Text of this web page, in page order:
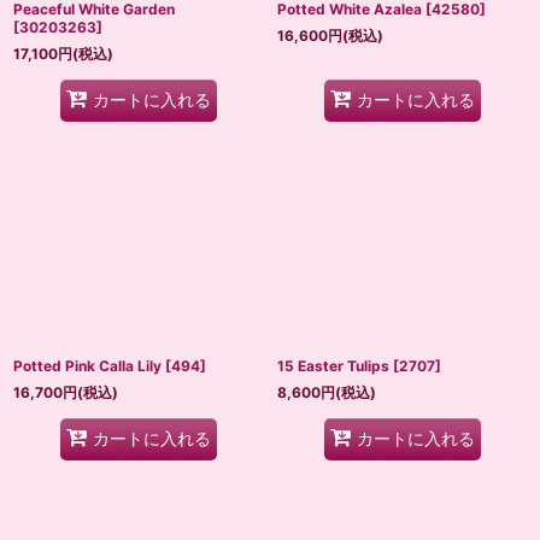
Peaceful White Garden
[30203263]
17,100円(税込)
カートに入れる
Potted White Azalea [42580]
16,600円(税込)
カートに入れる
Potted Pink Calla Lily [494]
16,700円(税込)
カートに入れる
15 Easter Tulips [2707]
8,600円(税込)
カートに入れる